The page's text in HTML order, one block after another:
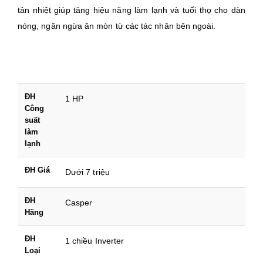
tản nhiệt giúp tăng hiệu năng làm lạnh và tuổi thọ cho dàn
nóng, ngăn ngừa ăn mòn từ các tác nhân bên ngoài.
ĐH
Công
suất
làm
lạnh
1 HP
ĐH Giá Dưới 7 triệu
ĐH
Hãng
Casper
ĐH
Loại
1 chiều Inverter